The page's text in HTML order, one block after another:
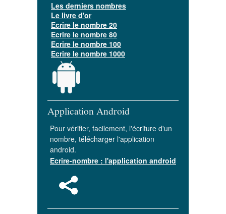
Les derniers nombres
Le livre d'or
Ecrire le nombre 20
Ecrire le nombre 80
Ecrire le nombre 100
Ecrire le nombre 1000
Application Android
Pour vérifier, facilement, l'écriture d'un
nombre, télécharger l'application
android.
Ecrire-nombre : l'application android